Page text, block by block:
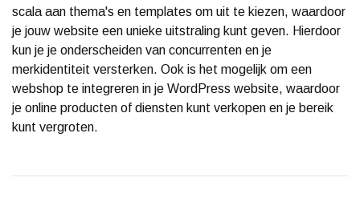
scala aan thema's en templates om uit te kiezen, waardoor
je jouw website een unieke uitstraling kunt geven. Hierdoor
kun je je onderscheiden van concurrenten en je
merkidentiteit versterken. Ook is het mogelijk om een
webshop te integreren in je WordPress website, waardoor
je online producten of diensten kunt verkopen en je bereik
kunt vergroten.